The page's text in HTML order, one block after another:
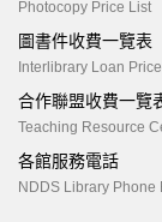
Photocopy Price List
圖書件收費一覽表
Interlibrary Loan
合作聯盟收費一覽
Teaching Resource
各館服務電話
NDDS Library Phone